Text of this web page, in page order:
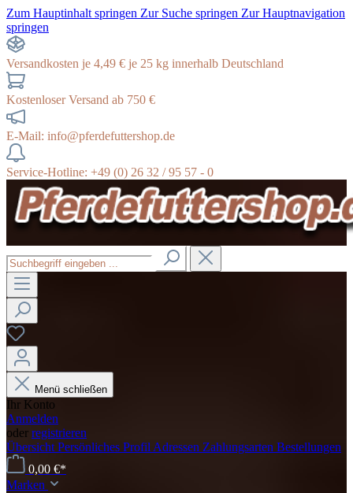
Zum Hauptinhalt springen Zur Suche springen Zur Hauptnavigation
springen
Versandkosten je 4,49 € je 25 kg innerhalb Deutschland
Kostenloser Versand ab 750 €
E-Mail: info@pferdefuttershop.de
Service-Hotline: +49 (0) 26 32 / 95 57 - 0
Menü schließen
Ihr Konto
Anmelden
oder registrieren
Übersicht Persönliches Profil Adressen Zahlungsarten Bestellungen
0,00 €*
Marken